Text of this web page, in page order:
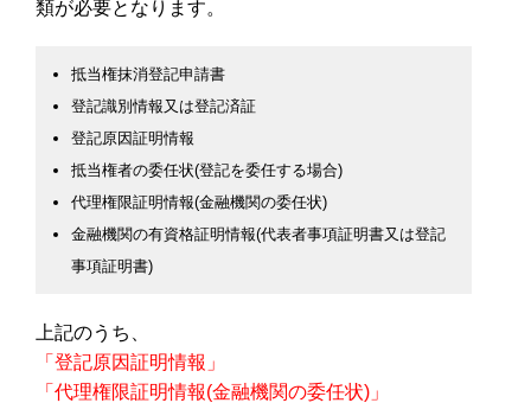
類が必要となります。
抵当権抹消登記申請書
登記識別情報又は登記済証
登記原因証明情報
抵当権者の委任状(登記を委任する場合)
代理権限証明情報(金融機関の委任状)
金融機関の有資格証明情報(代表者事項証明書又は登記
事項証明書)
上記のうち、
「登記原因証明情報」
「代理権限証明情報(金融機関の委任状)」